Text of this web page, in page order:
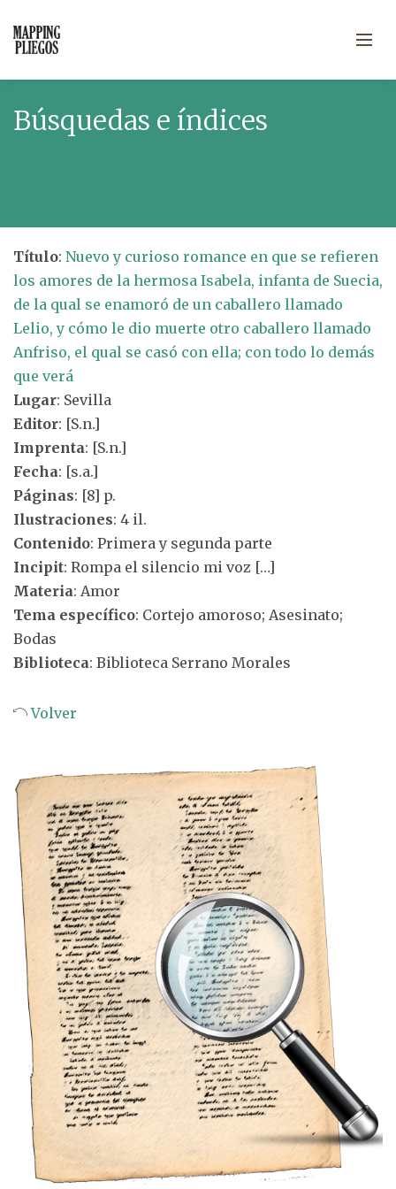
Búsquedas e índices
Título: Nuevo y curioso romance en que se refieren
los amores de la hermosa Isabela, infanta de Suecia,
de la qual se enamoró de un caballero llamado
Lelio, y cómo le dio muerte otro caballero llamado
Anfriso, el qual se casó con ella; con todo lo demás
que verá
Lugar: Sevilla
Editor: [S.n.]
Imprenta: [S.n.]
Fecha: [s.a.]
Páginas: [8] p.
Ilustraciones: 4 il.
Contenido: Primera y segunda parte
Incipit: Rompa el silencio mi voz […]
Materia: Amor
Tema específico: Cortejo amoroso; Asesinato;
Bodas
Biblioteca: Biblioteca Serrano Morales
Volver